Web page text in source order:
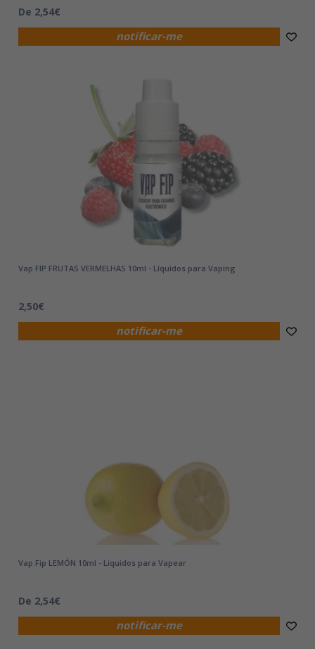
notificar-me
De 2,54€
notificar-me
Vap FIP FRUTAS VERMELHAS 10ml - Líquidos para Vaping
2,50€
notificar-me
Vap Fip LEMÓN 10ml - Liquidos para Vapear
De 2,54€